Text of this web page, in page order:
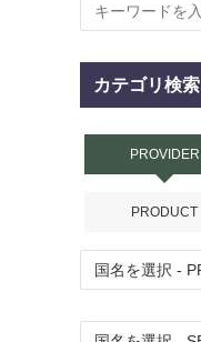
カテゴリ検索
PROVIDER
PRODUCT